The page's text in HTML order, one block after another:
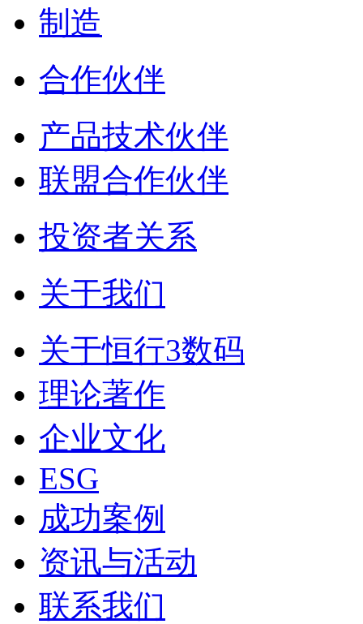
制造
合作伙伴
产品技术伙伴
联盟合作伙伴
投资者关系
关于我们
关于恒行3数码
理论著作
企业文化
ESG
成功案例
资讯与活动
联系我们